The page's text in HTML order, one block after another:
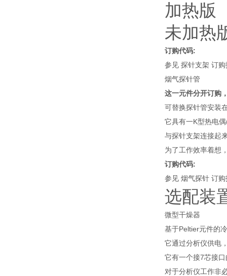
加热版
未加热
订购代码:
参见 探针支架 订购
烟气探针管
这一元件分开订购
可替换探针管安装
它具有一K型热电
与探针支架连接起
为了工作效率着想
订购代码:
参见 烟气探针 订购
选配装
微型干燥器
基于Peltier元件的
它通过分析仪供电
它有一个接7芯接
对于分析仪工作非